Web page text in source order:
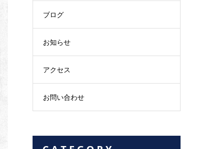
ブログ
お知らせ
アクセス
お問い合わせ